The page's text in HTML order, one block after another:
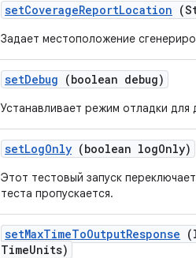
setCoverageReportLocation
Задает местоположение
setDebug (boolean debug)
Устанавливает режим отладки для
setLogOnly (boolean logOnly)
Этот тестовый запуск
теста пропускается.
setMaxTimeToOutputResponse
TimeUnits)